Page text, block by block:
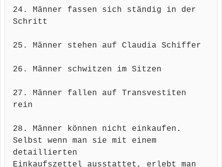
24. Männer fassen sich ständig in der
Schritt
25. Männer stehen auf Claudia Schiffer
26. Männer schwitzen im Sitzen
27. Männer fallen auf Transvestiten
rein
28. Männer können nicht einkaufen.
Selbst wenn man sie mit einem
detaillierten
Einkaufszettel ausstattet, erlebt man